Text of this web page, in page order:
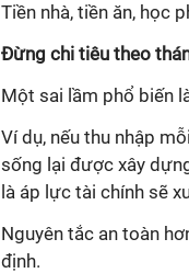
Tiền nhà, tiền ăn, học
Đừng chi tiêu theo
Một sai lầm phổ biến
Ví dụ, nếu thu nhập
sống lại được xây
là áp lực tài chính sẽ
Nguyên tắc an toàn
định.